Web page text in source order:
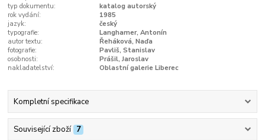
typ dokumentu:
katalog autorský
rok vydání:
1985
jazyk:
český
typografie:
Langhamer, Antonín
autor textu:
Řeháková, Naďa
fotografie:
Pavliš, Stanislav
osobnosti:
Prášil, Jaroslav
nakladatelství:
Oblastní galerie Liberec
Kompletní specifikace
Související zboží 7